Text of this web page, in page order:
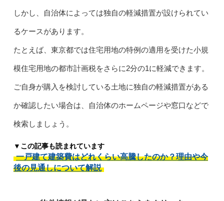
しかし、自治体によっては独自の軽減措置が設けられてい
るケースがあります。
たとえば、東京都では住宅用地の特例の適用を受けた小規
模住宅用地の都市計画税をさらに2分の1に軽減できます。
ご自身が購入を検討している土地に独自の軽減措置がある
か確認したい場合は、自治体のホームページや窓口などで
検索しましょう。
▼この記事も読まれています
一戸建て建築費はどれくらい高騰したのか？理由や今
後の見通しについて解説